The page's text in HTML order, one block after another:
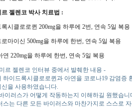
르 젤렌코 박사 치료법 :
록시클로로퀸 200mg을 하루에 2번, 연속 5일 복용
마이신 500mg을 하루에 한번, 연속 5일 복용
연 220mg을 하루에 한번, 연속 5일 복용
르 젤렌코 인터뷰 중에서 발췌한 내용 -
하이드록시클로로퀸과 아연을 코로나19 감염증
신을 사용하였습니다.
이러스가 어떻게 작동하는지 이해하길 원했습니
스는 다른 모든 바이러스와 마찬가지로 스스로